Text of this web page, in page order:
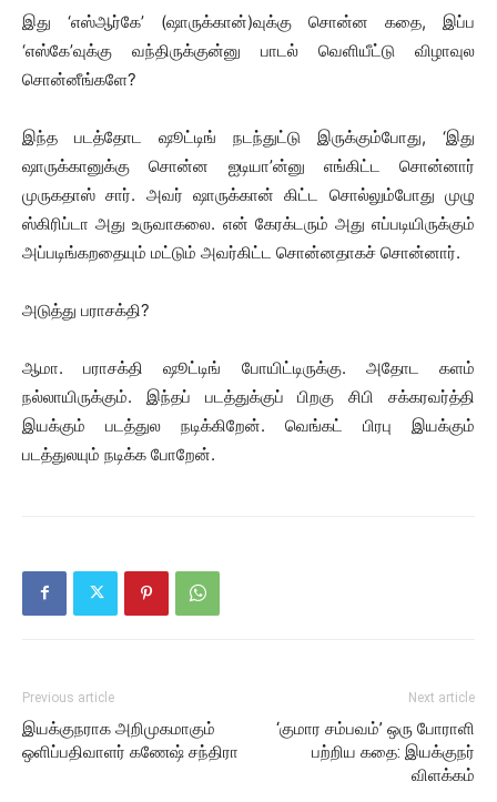
இது ‘எஸ்ஆர்கே’ (ஷாருக்கான்)வுக்கு சொன்ன கதை, இப்ப
‘எஸ்கே’வுக்கு வந்திருக்குன்னு பாடல் வெளியீட்டு விழாவுல
சொன்னீங்களே?
இந்த படத்தோட ஷூட்டிங் நடந்துட்டு இருக்கும்போது, ‘இது
ஷாருக்கானுக்கு சொன்ன ஐடியா’ன்னு எங்கிட்ட சொன்னார்
முருகதாஸ் சார். அவர் ஷாருக்கான் கிட்ட சொல்லும்போது முழு
ஸ்கிரிப்டா அது உருவாகலை. என் கேரக்டரும் அது எப்படியிருக்கும்
அப்படிங்கறதையும் மட்டும் அவர்கிட்ட சொன்னதாகச் சொன்னார்.
அடுத்து பராசக்தி?
ஆமா. பராசக்தி ஷூட்டிங் போயிட்டிருக்கு. அதோட களம்
நல்லாயிருக்கும். இந்தப் படத்துக்குப் பிறகு சிபி சக்கரவர்த்தி
இயக்கும் படத்துல நடிக்கிறேன். வெங்கட் பிரபு இயக்கும்
படத்துலயும் நடிக்க போறேன்.
Previous article
இயக்குநராக அறிமுகமாகும்
ஒளிப்பதிவாளர் கணேஷ் சந்திரா
Next article
‘குமார சம்பவம்’ ஒரு போராளி
பற்றிய கதை: இயக்குநர்
விளக்கம்